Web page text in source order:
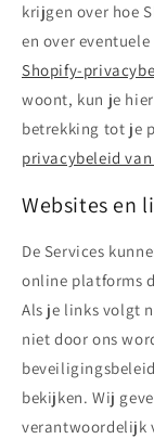
krijgen over hoe
en over
Shopify-
woont, kun je
betrekking tot je
privacybeleid
Websites en
De Services
online platforms
Als je links volgt
niet door ons
bekijken. Wij
verantwoordelijk